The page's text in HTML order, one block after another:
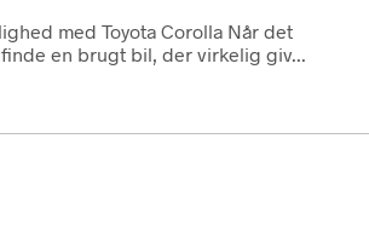
med Toyota Corolla Når det
en brugt bil, der virkelig giv...